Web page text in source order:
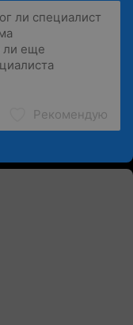
Рекомендую